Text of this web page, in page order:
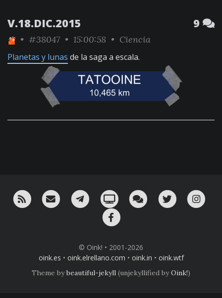
V.18.DIC.2015 9
• #38047 • 15:00:58 • Ciencia
Planetas y lunas de la saga a escala.
RSS ¡Mándame un email!¡Nuestro canal en Telegram!
Oink! TV Charla con nosotros
Twitter
© Oink! • 2001-2026
oink.es • oink.elrellano.com • oink.in • oink.wtf
Theme bybeautiful-jekyll (unjekyllified byOink!)